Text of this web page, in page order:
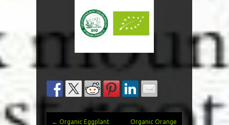
← Organic Eggplant
Organic Orange